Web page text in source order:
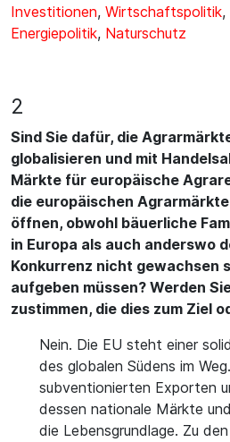
Investitionen, Wirtschaftspolitik,
Energiepolitik, Naturschutz
2
Sind Sie dafür, die
globalisieren und mit
Märkte für europäische
die europäischen
öffnen, obwohl bäuerliche
in Europa als auch anderswo
Konkurrenz nicht gewachsen
aufgeben müssen? Werden
zustimmen, die dies zum Ziel
Nein. Die EU steht einer
des globalen Südens im
subventionierten Exporten
dessen nationale Märkte
die Lebensgrundlage. Zu